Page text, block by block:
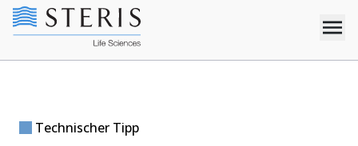
Technischer Tipp